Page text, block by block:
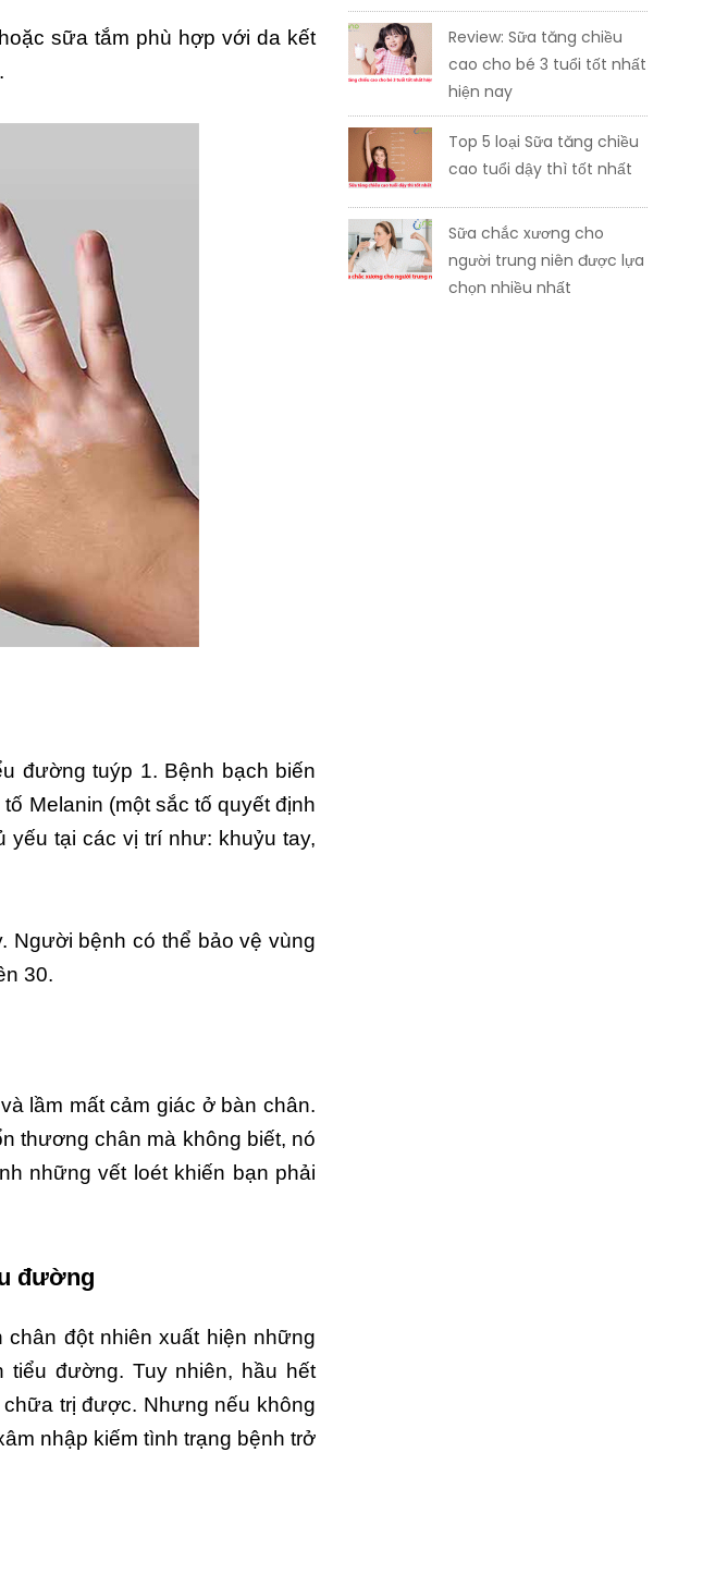
sữa tắm phù hợp với da kết
đường tuýp 1. Bệnh bạch biến
Melanin (một sắc tố quyết định
yếu tại các vị trí như: khuỷu tay,
Người bệnh có thể bảo vệ vùng
30.
lầm mất cảm giác ở bàn chân.
thương chân mà không biết, nó
những vết loét khiến bạn phải
đường
đột nhiên xuất hiện những
đường. Tuy nhiên, hầu hết
trị được. Nhưng nếu không
nhập kiếm tình trạng bệnh trở
Review: Sữa tăng chiều
cao cho bé 3 tuổi tốt nhất
hiện nay
Top 5 loại Sữa tăng chiều
cao tuổi dậy thì tốt nhất
Sữa chắc xương cho
người trung niên được lựa
chọn nhiều nhất